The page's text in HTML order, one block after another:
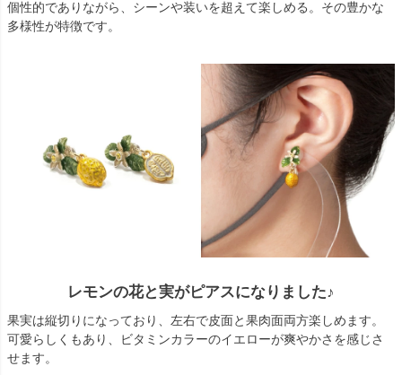
個性的でありながら、シーンや装いを超えて楽しめる。その豊かな
多様性が特徴です。
レモンの花と実がピアスになりました♪
果実は縦切りになっており、左右で皮面と果肉面両方楽しめます。
可愛らしくもあり、ビタミンカラーのイエローが爽やかさを感じさ
せます。